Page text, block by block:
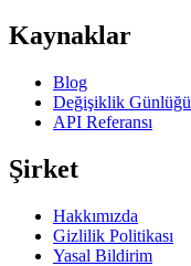
Kaynaklar
Blog
Değişiklik Günlüğü
API Referansı
Şirket
Hakkımızda
Gizlilik Politikası
Yasal Bildirim